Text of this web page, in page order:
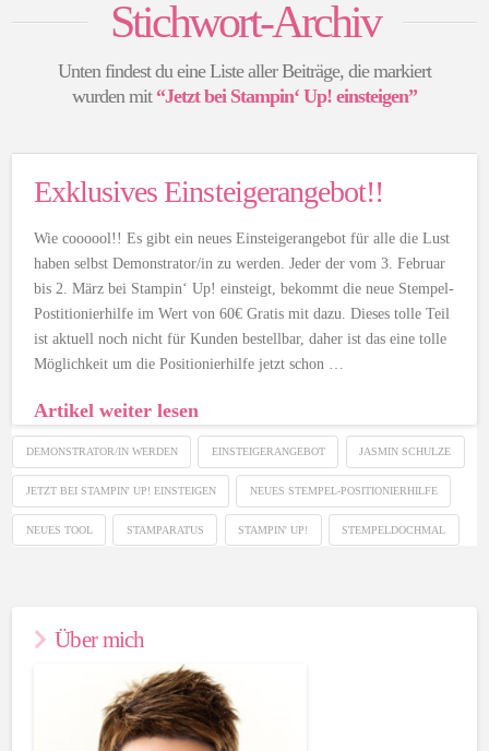
Stichwort-Archiv
Unten findest du eine Liste aller Beiträge, die markiert
wurden mit “Jetzt bei Stampin‘ Up! einsteigen”
Exklusives Einsteigerangebot!!
Wie coooool!! Es gibt ein neues Einsteigerangebot für alle die Lust
haben selbst Demonstrator/in zu werden. Jeder der vom 3. Februar
bis 2. März bei Stampin‘ Up! einsteigt, bekommt die neue Stempel-
Postitionierhilfe im Wert von 60€ Gratis mit dazu. Dieses tolle Teil
ist aktuell noch nicht für Kunden bestellbar, daher ist das eine tolle
Möglichkeit um die Positionierhilfe jetzt schon …
Artikel weiter lesen
DEMONSTRATOR/IN WERDEN EINSTEIGERANGEBOT JASMIN SCHULZE
JETZT BEI STAMPIN' UP! EINSTEIGEN NEUES STEMPEL-POSITIONIERHILFE
NEUES TOOL STAMPARATUS STAMPIN' UP! STEMPELDOCHMAL
Über mich